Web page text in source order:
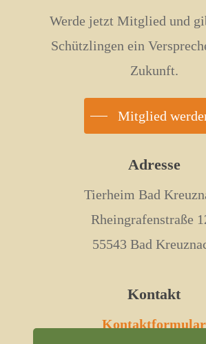
Werde jetzt Mitglied und
Schützlingen ein
Zukunft.
Mitglied
Adresse
Tierheim Bad
Rheingrafenstraße
55543 Bad
Kontakt
Kontaktformular